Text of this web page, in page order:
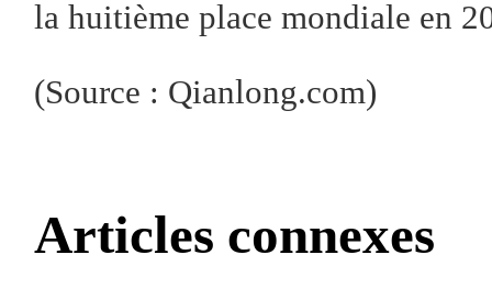
la huitième place mondiale en
(Source : Qianlong.com)
Articles connexes